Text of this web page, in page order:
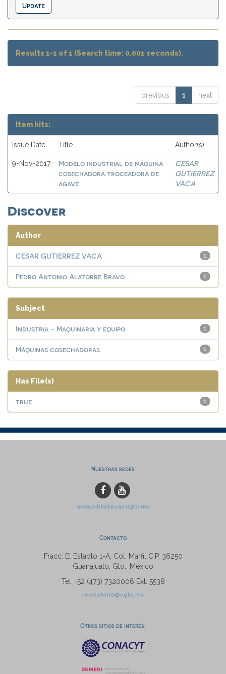
Results 1-1 of 1 (Search time: 0.001 seconds).
previous 1 next
Item hits:
Issue Date Title Author(s)
9-Nov-2017
Modelo industrial de máquina
cosechadora troceadora de
agave
CESAR
GUTIERREZ
VACA
Discover
Author
1
CESAR GUTIERREZ VACA
1
Pedro Antonio Alatorre Bravo
Subject
1
Industria - Maquinaria y equipo
1
Máquinas cosechadoras
Has File(s)
1
true
Nuestras redes
www.bibliotecas.ugto.mx
Contacto
Fracc. El Establo 1-A, Col. Marfil C.P. 36250
Guanajuato, Gto., México
Tel: +52 (473) 7320006 Ext. 5538
repositorio@ugto.mx
Otros sitios de interés: